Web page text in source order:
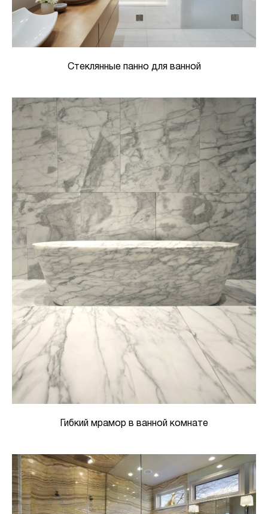
Стеклянные панно для ванной
Гибкий мрамор в ванной комнате